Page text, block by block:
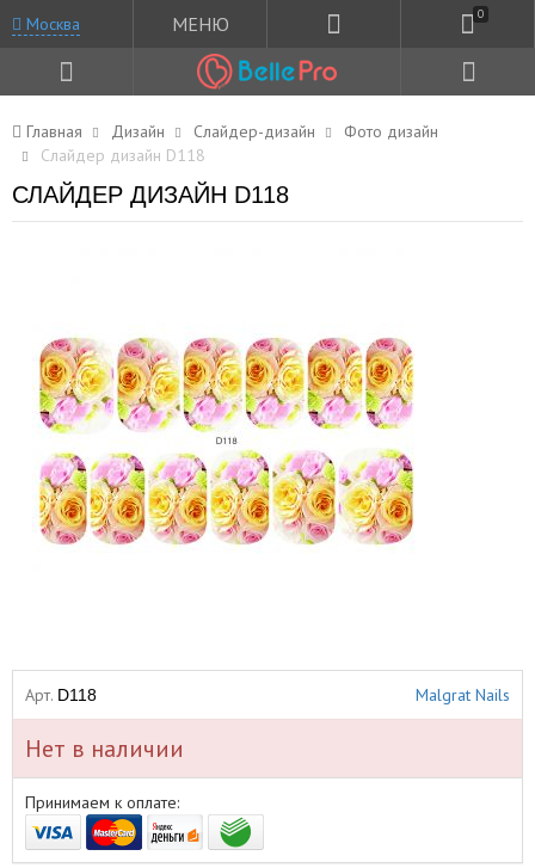
Москва МЕНЮ 0
Главная Дизайн Слайдер-дизайн
Фото дизайн
Слайдер дизайн D118
СЛАЙДЕР ДИЗАЙН D118
Арт. D118 Malgrat Nails
Нет в наличии
Принимаем к оплате: